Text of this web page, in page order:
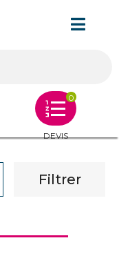
0
DEVIS
Filtrer